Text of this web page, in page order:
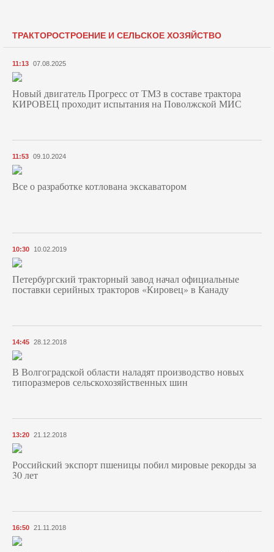
ТРАКТОРОСТРОЕНИЕ И СЕЛЬСКОЕ ХОЗЯЙСТВО
11:13 07.08.2025
Новый двигатель Прогресс от ТМЗ в составе трактора
КИРОВЕЦ проходит испытания на Поволжской МИС
11:53 09.10.2024
Все о разработке котлована экскаватором
10:30 10.02.2019
Петербургский тракторный завод начал официальные
поставки серийных тракторов «Кировец» в Канаду
14:45 28.12.2018
В Волгоградской области наладят производство новых
типоразмеров сельскохозяйственных шин
13:20 21.12.2018
Российский экспорт пшеницы побил мировые рекорды за
30 лет
16:50 21.11.2018